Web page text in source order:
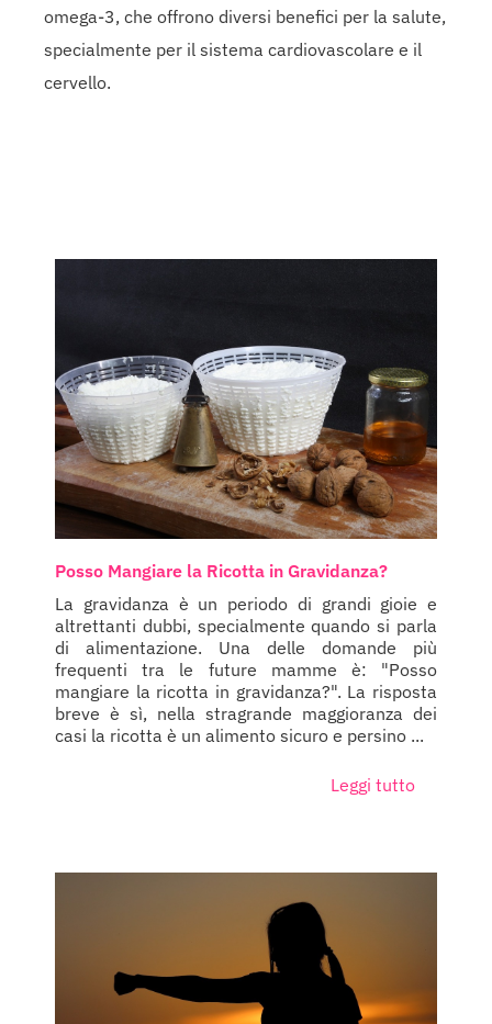
omega-3, che offrono diversi benefici per la salute,
specialmente per il sistema cardiovascolare e il
cervello.
Posso Mangiare la Ricotta in Gravidanza?
La gravidanza è un periodo di grandi gioie e
altrettanti dubbi, specialmente quando si parla
di alimentazione. Una delle domande più
frequenti tra le future mamme è: "Posso
mangiare la ricotta in gravidanza?". La risposta
breve è sì, nella stragrande maggioranza dei
casi la ricotta è un alimento sicuro e persino ...
Leggi tutto